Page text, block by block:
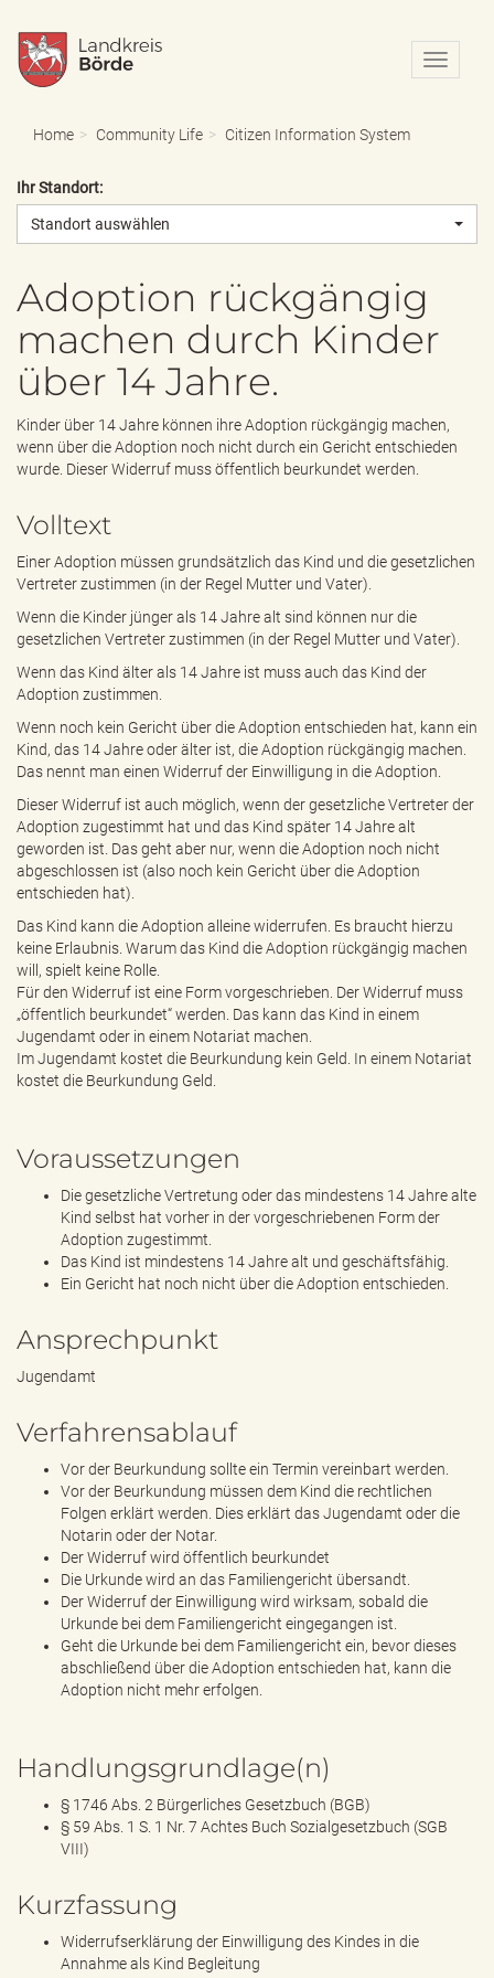
N
a
o
s
b
e
Home Community Life Citizen Information System
Ihr Standort:
Standort auswählen
Adoption rückgängig
machen durch Kinder
über 14 Jahre.
Kinder über 14 Jahre können ihre Adoption rückgängig machen,
wenn über die Adoption noch nicht durch ein Gericht entschieden
wurde. Dieser Widerruf muss öffentlich beurkundet werden.
Volltext
Einer Adoption müssen grundsätzlich das Kind und die gesetzlichen
Vertreter zustimmen (in der Regel Mutter und Vater).
Wenn die Kinder jünger als 14 Jahre alt sind können nur die
gesetzlichen Vertreter zustimmen (in der Regel Mutter und Vater).
Wenn das Kind älter als 14 Jahre ist muss auch das Kind der
Adoption zustimmen.
Wenn noch kein Gericht über die Adoption entschieden hat, kann ein
Kind, das 14 Jahre oder älter ist, die Adoption rückgängig machen.
Das nennt man einen Widerruf der Einwilligung in die Adoption.
Dieser Widerruf ist auch möglich, wenn der gesetzliche Vertreter der
Adoption zugestimmt hat und das Kind später 14 Jahre alt
geworden ist. Das geht aber nur, wenn die Adoption noch nicht
abgeschlossen ist (also noch kein Gericht über die Adoption
entschieden hat).
Das Kind kann die Adoption alleine widerrufen. Es braucht hierzu
keine Erlaubnis. Warum das Kind die Adoption rückgängig machen
will, spielt keine Rolle.
Für den Widerruf ist eine Form vorgeschrieben. Der Widerruf muss
„öffentlich beurkundet“ werden. Das kann das Kind in einem
Jugendamt oder in einem Notariat machen.
Im Jugendamt kostet die Beurkundung kein Geld. In einem Notariat
kostet die Beurkundung Geld.
Voraussetzungen
Die gesetzliche Vertretung oder das mindestens 14 Jahre alte
Kind selbst hat vorher in der vorgeschriebenen Form der
Adoption zugestimmt.
Das Kind ist mindestens 14 Jahre alt und geschäftsfähig.
Ein Gericht hat noch nicht über die Adoption entschieden.
Ansprechpunkt
Jugendamt
Verfahrensablauf
Vor der Beurkundung sollte ein Termin vereinbart werden.
Vor der Beurkundung müssen dem Kind die rechtlichen
Folgen erklärt werden. Dies erklärt das Jugendamt oder die
Notarin oder der Notar.
Der Widerruf wird öffentlich beurkundet
Die Urkunde wird an das Familiengericht übersandt.
Der Widerruf der Einwilligung wird wirksam, sobald die
Urkunde bei dem Familiengericht eingegangen ist.
Geht die Urkunde bei dem Familiengericht ein, bevor dieses
abschließend über die Adoption entschieden hat, kann die
Adoption nicht mehr erfolgen.
Handlungsgrundlage(n)
§ 1746 Abs. 2 Bürgerliches Gesetzbuch (BGB)
§ 59 Abs. 1 S. 1 Nr. 7 Achtes Buch Sozialgesetzbuch (SGB
VIII)
Kurzfassung
Widerrufserklärung der Einwilligung des Kindes in die
Annahme als Kind Begleitung